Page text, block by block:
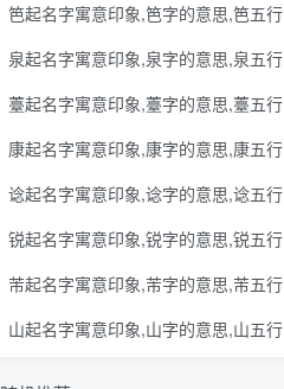
笆起名字寓意印象,笆字的意思,笆五行笔画
泉起名字寓意印象,泉字的意思,泉五行笔画
薹起名字寓意印象,薹字的意思,薹五行笔画
康起名字寓意印象,康字的意思,康五行笔画
谂起名字寓意印象,谂字的意思,谂五行笔画
锐起名字寓意印象,锐字的意思,锐五行笔画
芾起名字寓意印象,芾字的意思,芾五行笔画
山起名字寓意印象,山字的意思,山五行笔画